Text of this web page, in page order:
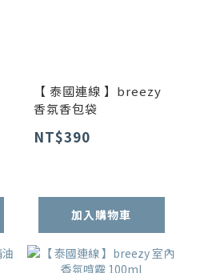
【 泰國連線 】breezy
香氛香包袋
NT$390
加入購物車